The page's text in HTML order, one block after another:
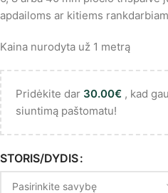
apdailoms ar kitiems
Kaina nurodyta už 1 metrą
Pridėkite dar 30.00€ , kad
siuntimą paštomatu!
STORIS/DYDIS